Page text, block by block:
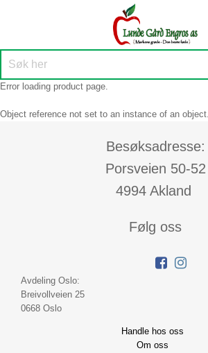
Error loading product page.
Object reference not set to an instance of an object.
Besøksadresse:
Porsveien 50-52
4994 Akland
Følg oss
Avdeling Oslo:
Breivollveien 25
0668 Oslo
Handle hos oss
Om oss